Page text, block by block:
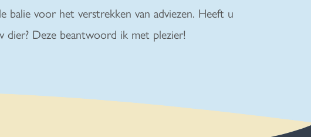
balie voor het verstrekken van adviezen. Heeft u
dier? Deze beantwoord ik met plezier!